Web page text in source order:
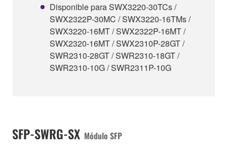
Disponible para SWX3220-30TCs /
SWX2322P-30MC / SWX3220-16TMs /
SWX3220-16MT / SWX2322P-16MT /
SWX2320-16MT / SWX2310P-28GT /
SWR2310-28GT / SWR2310-18GT /
SWR2310-10G / SWR2311P-10G
SFP-SWRG-SX Módulo SFP